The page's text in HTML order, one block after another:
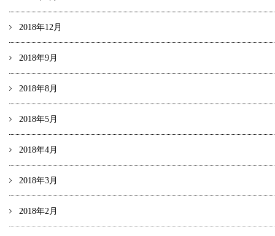
2018年12月
2018年9月
2018年8月
2018年5月
2018年4月
2018年3月
2018年2月